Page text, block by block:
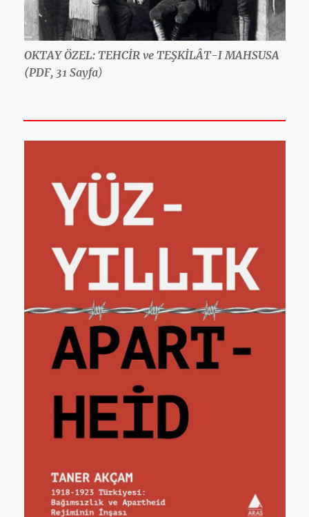
OKTAY ÖZEL: TEHCİR ve TEŞKİLÂT-I MAHSUSA
(PDF, 31 Sayfa)